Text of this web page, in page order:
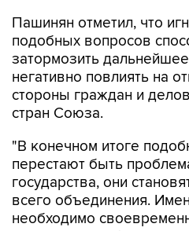
Пашинян отметил, что
подобных вопросов
затормозить
негативно повлиять на
стороны граждан и
стран Союза.
"В конечном итоге
перестают быть
государства, они
всего объединения.
необходимо